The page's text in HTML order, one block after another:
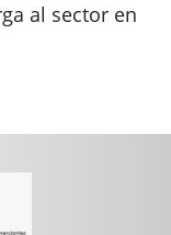
al sector en